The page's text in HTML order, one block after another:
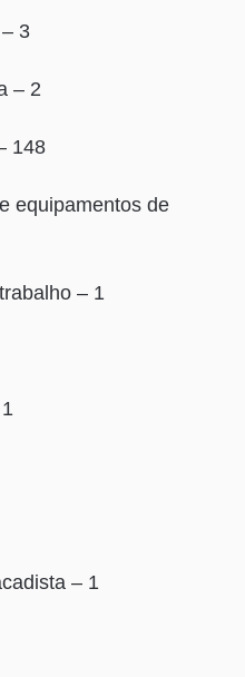
3
– 2
148
equipamentos de
– 1
– 1